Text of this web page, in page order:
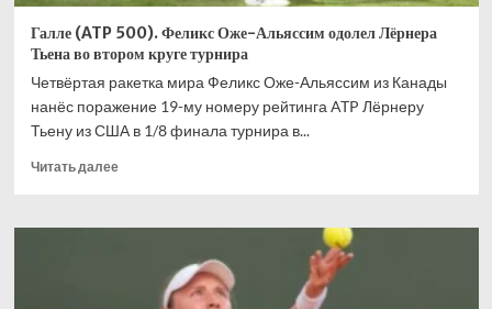
Галле (ATP 500). Феликс Оже-Альяссим одолел Лёрнера
Тьена во втором круге турнира
Четвёртая ракетка мира Феликс Оже-Альяссим из Канады
нанёс поражение 19-му номеру рейтинга ATP Лёрнеру
Тьену из США в 1/8 финала турнира в...
Читать далееПрочитать
Галле
Феликс